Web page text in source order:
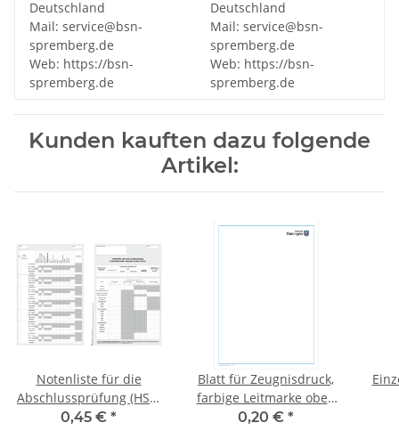
Deutschland
Mail: service@bsn-
spremberg.de
Web: https://bsn-
spremberg.de
Deutschland
Mail: service@bsn-
spremberg.de
Web: https://bsn-
spremberg.de
Kunden kauften dazu folgende
Artikel:
Notenliste für die
Abschlussprüfung (HSA,
qualif. HSA)
0,45 € *
Blatt für Zeugnisdruck,
farbige Leitmarke oben
rechts, Rahmen auf
0,20 € *